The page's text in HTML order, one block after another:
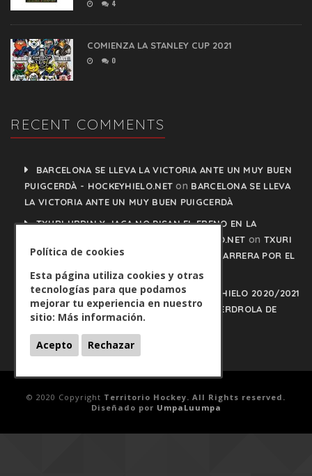
4
COMIENZA LA STANLEY CUP 2021
0
RECENT COMMENTS
BARCELONA SE LLEVA LA VICTORIA ANTE UN MUY BUEN
PUIGCERDÀ - HOCKEYHIELO.NET on BARCELONA SE LLEVA
LA VICTORIA ANTE UN MUY BUEN PUIGCERDÀ
TXURI URDIN Y JACA NO PISAN EL FRENO EN LA
CARRERA POR EL LIDERATO - HOCKEYHIELO.NET on TXURI
URDIN Y JACA NO PISAN EL FRENO EN LA CARRERA POR EL
LIDERATO
PLAY OFFS LIGA IBERDROLA DE HOCKEY HIELO 2020/2021
- HOCKEYHIELO.NETonPLAY OFFS LIGA IBERDROLA DE
© 2020 Copyright Territorio Hockey. All Rights reserved.
Diseñado por UmpaLuumpa
Política de cookies
Esta página utiliza cookies y otras
tecnologías para que podamos
mejorar tu experiencia en nuestro
sitio: Más información.
Acepto Rechazar